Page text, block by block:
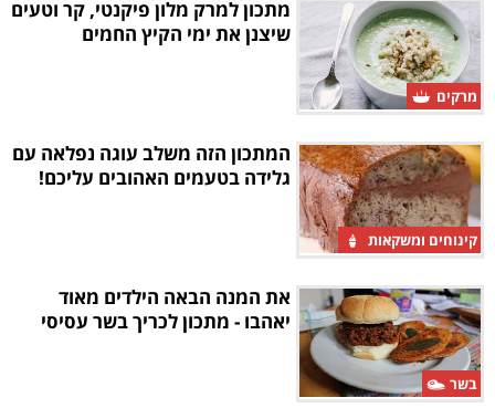
מרקים
מתכון למרק מלון פיקנטי, קר וטעים
שיצנן את ימי הקיץ החמים
קינוחים ומשקאות
המתכון הזה משלב עוגה נפלאה עם
גלידה בטעמים האהובים עליכם!
בשר
את המנה הבאה הילדים מאוד
יאהבו - מתכון לכריך בשר עסיסי